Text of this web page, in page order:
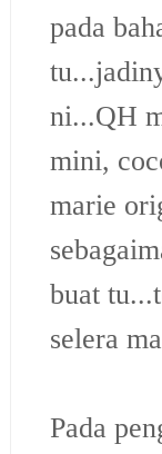
pada
ni...QH
mini,
marie
buat
selera
Pada